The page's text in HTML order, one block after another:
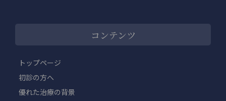
コンテンツ
トップページ
初診の方へ
優れた治療の背景